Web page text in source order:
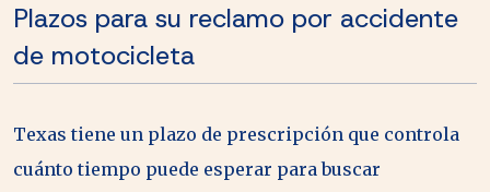
Plazos para su reclamo por accidente
de motocicleta
Texas tiene un plazo de prescripción que controla
cuánto tiempo puede esperar para buscar